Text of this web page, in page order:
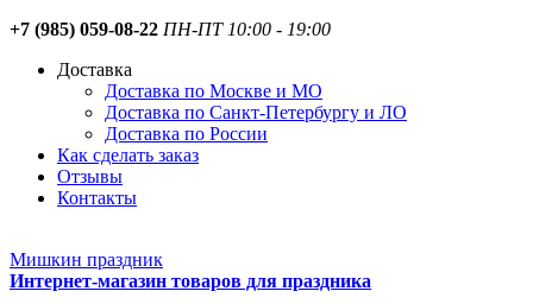
+7 (985) 059-08-22 ПН-ПТ 10:00 - 19:00
Доставка
Доставка по Москве и МО
Доставка по Санкт-Петербургу и ЛО
Доставка по России
Как сделать заказ
Отзывы
Контакты
Мишкин праздник
Интернет-магазин товаров для праздника